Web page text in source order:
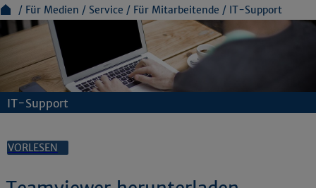
Für Medien Service Für Mitarbeitende IT-Support
IT-Support
VORLESEN